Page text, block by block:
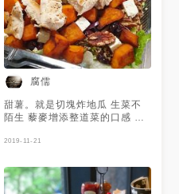
腐儒
甜薯。就是切塊炸地瓜 生菜不
陌生 藜麥增添整道菜的口感 點
來說吃完正餐後如果肚子還餓，
3.5肉1油1.5菜
2019-11-21